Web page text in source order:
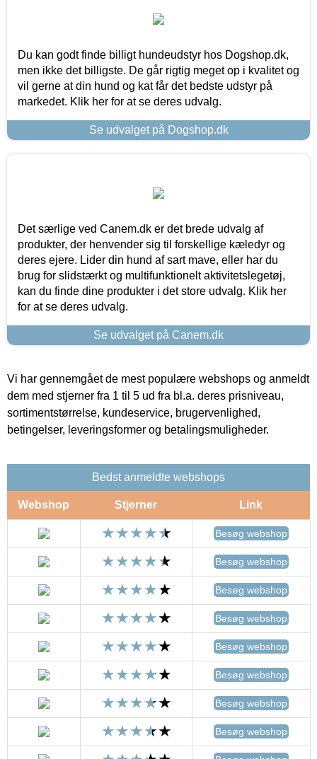
Du kan godt finde billigt hundeudstyr hos Dogshop.dk,
men ikke det billigste. De går rigtig meget op i kvalitet og
vil gerne at din hund og kat får det bedste udstyr på
markedet. Klik her for at se deres udvalg.
Se udvalget på Dogshop.dk
Det særlige ved Canem.dk er det brede udvalg af
produkter, der henvender sig til forskellige kæledyr og
deres ejere. Lider din hund af sart mave, eller har du
brug for slidstærkt og multifunktionelt aktivitetslegetøj,
kan du finde dine produkter i det store udvalg. Klik her
for at se deres udvalg.
Se udvalget på Canem.dk
Vi har gennemgået de mest populære webshops og anmeldt
dem med stjerner fra 1 til 5 ud fra bl.a. deres prisniveau,
sortimentstørrelse, kundeservice, brugervenlighed,
betingelser, leveringsformer og betalingsmuligheder.
Bedst anmeldte webshops
Webshop Stjerner Link
Besøg webshop
Besøg webshop
Besøg webshop
Besøg webshop
Besøg webshop
Besøg webshop
Besøg webshop
Besøg webshop